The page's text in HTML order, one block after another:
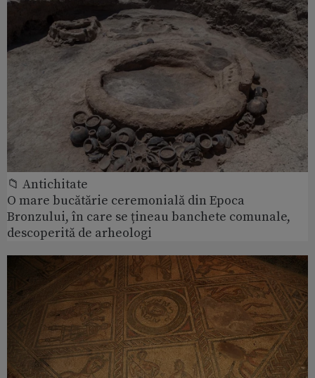
📁 Antichitate
O mare bucătărie ceremonială din Epoca
Bronzului, în care se țineau banchete comunale,
descoperită de arheologi